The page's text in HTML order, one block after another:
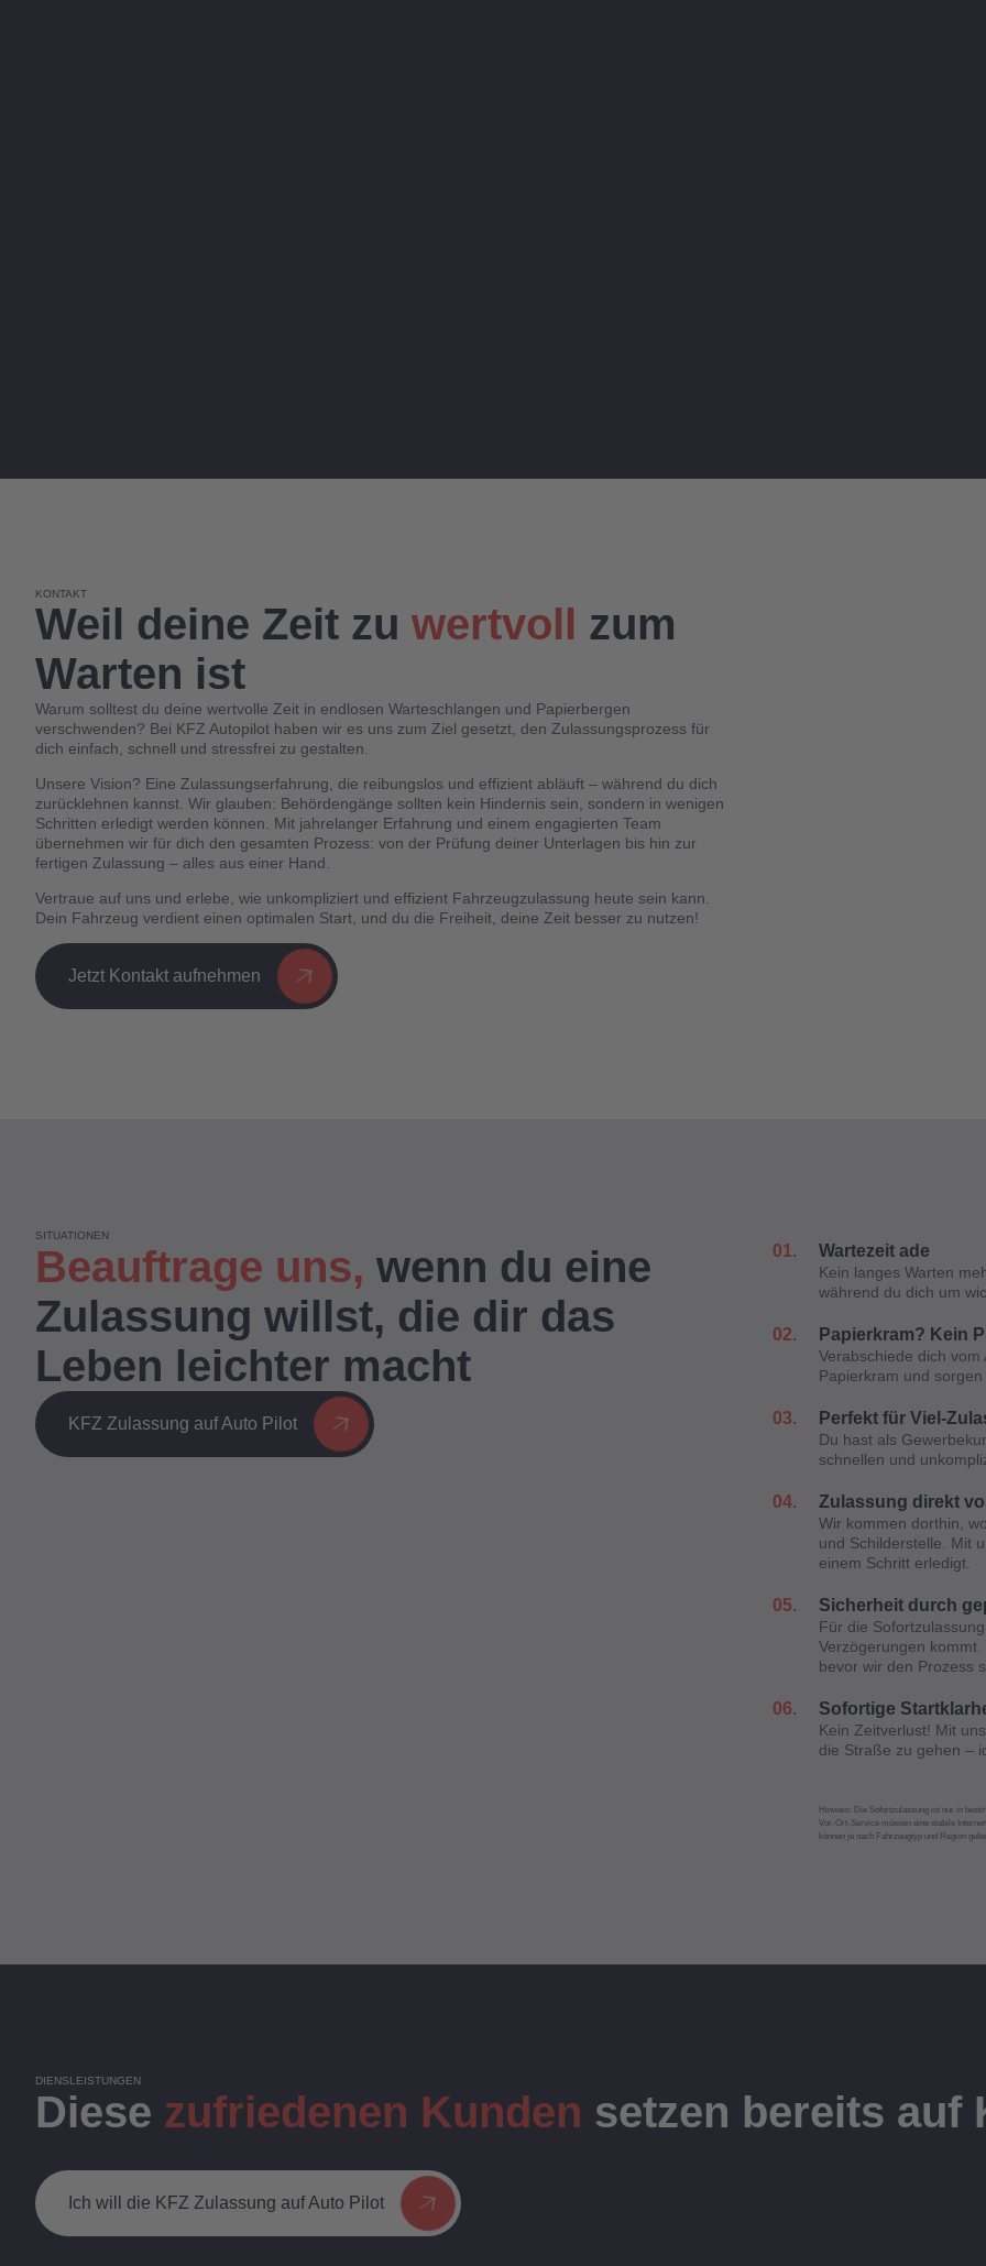
KONTAKT
Weil deine Zeit zu wertvoll zum
Warten ist
Warum solltest du deine wertvolle Zeit in endlosen Warteschlangen und Papierbergen
verschwenden? Bei KFZ Autopilot haben wir es uns zum Ziel gesetzt, den Zulassungsprozess für
dich einfach, schnell und stressfrei zu gestalten.
Unsere Vision? Eine Zulassungserfahrung, die reibungslos und effizient abläuft – während du dich
zurücklehnen kannst. Wir glauben: Behördengänge sollten kein Hindernis sein, sondern in wenigen
Schritten erledigt werden können. Mit jahrelanger Erfahrung und einem engagierten Team
übernehmen wir für dich den gesamten Prozess: von der Prüfung deiner Unterlagen bis hin zur
fertigen Zulassung – alles aus einer Hand.
Vertraue auf uns und erlebe, wie unkompliziert und effizient Fahrzeugzulassung heute sein kann.
Dein Fahrzeug verdient einen optimalen Start, und du die Freiheit, deine Zeit besser zu nutzen!
Jetzt Kontakt aufnehmen
SITUATIONEN
Beauftrage uns, wenn du eine
Zulassung willst, die dir das
Leben leichter macht
KFZ Zulassung auf Auto Pilot
01. Wartezeit ade
Kein langes Warten
während du dich um
02. Papierkram? Kein
Verabschiede dich
Papierkram und
03. Perfekt für Viel-
Du hast als
schnellen und
04. Zulassung direkt
Wir kommen dorthin,
und Schilderstelle. Mit
einem Schritt erledigt.
05. Sicherheit durch
Für die
Verzögerungen
bevor wir den Prozess
06. Sofortige
Kein Zeitverlust! Mit
die Straße zu gehen –
Hinweis: Die Sofortzulassung ist nur in
Vor-Ort-Service müssen eine stabile
können je nach Fahrzeugtyp und Region
DIENSLEISTUNGEN
Diese zufriedenen Kunden setzen bereits auf
Ich will die KFZ Zulassung auf Auto Pilot